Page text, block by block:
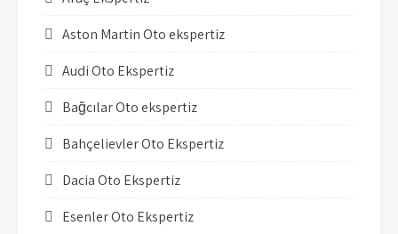
Aston Martin Oto ekspertiz
Audi Oto Ekspertiz
Bağcılar Oto ekspertiz
Bahçelievler Oto Ekspertiz
Dacia Oto Ekspertiz
Esenler Oto Ekspertiz